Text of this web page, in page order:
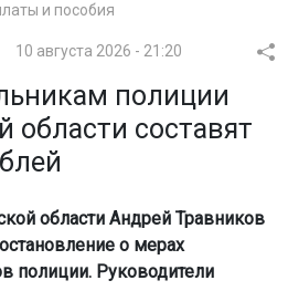
и пособия
10 августа 2026 - 21:20
полиции
области составят
области Андрей Травников
о мерах
полиции. Руководители